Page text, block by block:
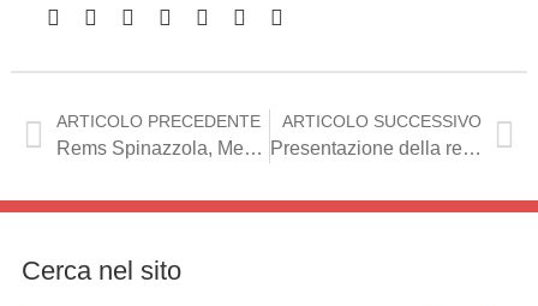
ARTICOLO PRECEDENTE
Rems Spinazzola, Mennea: “Nulla osterebbe alla collocazione nell’ex carcere, il sindaco ottenga la disponibilità della struttura”
ARTICOLO SUCCESSIVO
Presentazione della rete ‘Borghi e Terre d’Ofanto’ – Conferenza Stampa
Cerca nel sito